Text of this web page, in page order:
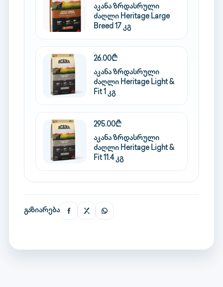
აკანა ზრდასრული
ძაღლი Heritage Large
Breed 17 კგ
26.00₾
აკანა ზრდასრული
ძაღლი Heritage Light &
Fit 1 კგ
295.00₾
აკანა ზრდასრული
ძაღლი Heritage Light &
Fit 11.4 კგ
გაზიარება